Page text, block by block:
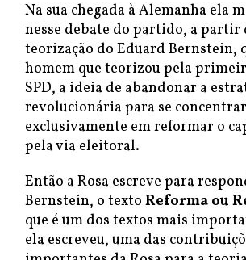
Na sua chegada à Alemanha ela
nesse debate do partido, a partir
teorização do Eduard Bernstein,
homem que teorizou pela
SPD, a ideia de abandonar a
revolucionária para se concentrar
exclusivamente em reformar o
pela via eleitoral.
Então a Rosa escreve para
Bernstein, o texto Reforma ou
que é um dos textos mais
ela escreveu, uma das